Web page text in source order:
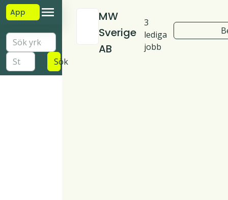
App
Sök
MW
Sverige
AB
3
lediga
jobb